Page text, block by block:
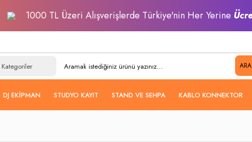
1000 TL Üzeri Alışverişlerde Türkiye'nin Her Yerine
ARA
DJ EKIPMAN STUDYO KAYIT STAND VE SEHPA KABLO KONNEKTOR